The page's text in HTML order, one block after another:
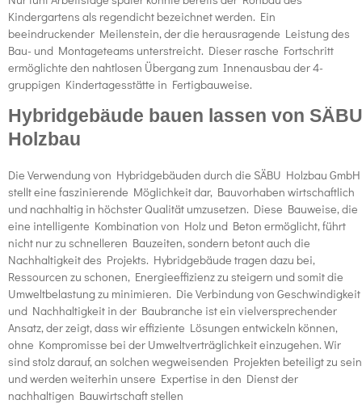
Kindergartens als regendicht bezeichnet werden. Ein
beeindruckender Meilenstein, der die herausragende Leistung des
Bau- und Montageteams unterstreicht. Dieser rasche Fortschritt
ermöglichte den nahtlosen Übergang zum Innenausbau der 4-
gruppigen Kindertagesstätte in Fertigbauweise.
Hybridgebäude bauen lassen von SÄBU
Holzbau
Die Verwendung von Hybridgebäuden durch die SÄBU Holzbau GmbH
stellt eine faszinierende Möglichkeit dar, Bauvorhaben wirtschaftlich
und nachhaltig in höchster Qualität umzusetzen. Diese Bauweise, die
eine intelligente Kombination von Holz und Beton ermöglicht, führt
nicht nur zu schnelleren Bauzeiten, sondern betont auch die
Nachhaltigkeit des Projekts. Hybridgebäude tragen dazu bei,
Ressourcen zu schonen, Energieeffizienz zu steigern und somit die
Umweltbelastung zu minimieren. Die Verbindung von Geschwindigkeit
und Nachhaltigkeit in der Baubranche ist ein vielversprechender
Ansatz, der zeigt, dass wir effiziente Lösungen entwickeln können,
ohne Kompromisse bei der Umweltverträglichkeit einzugehen. Wir
sind stolz darauf, an solchen wegweisenden Projekten beteiligt zu sein
und werden weiterhin unsere Expertise in den Dienst der
nachhaltigen Bauwirtschaft stellen